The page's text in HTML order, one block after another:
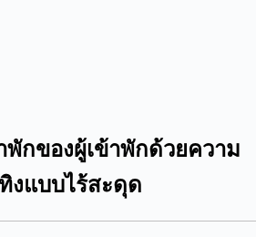
พักของผู้เข้าพักด้วยความ
งแบบไร้สะดุด